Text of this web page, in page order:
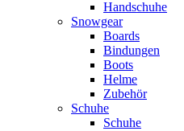
Handschuhe
Snowgear
Boards
Bindungen
Boots
Helme
Zubehör
Schuhe
Schuhe